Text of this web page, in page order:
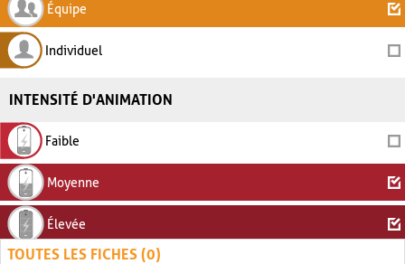
Équipe
Individuel
INTENSITÉ D'ANIMATION
Faible
Moyenne
Élevée
TOUTES LES FICHES (0)